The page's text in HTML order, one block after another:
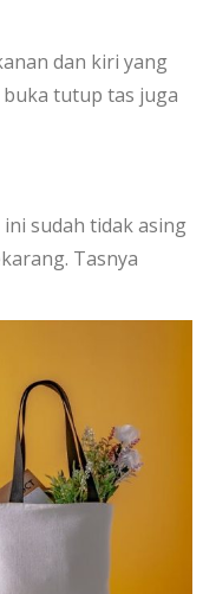
dan kiri yang
tutup tas juga
sudah tidak asing
Tasnya